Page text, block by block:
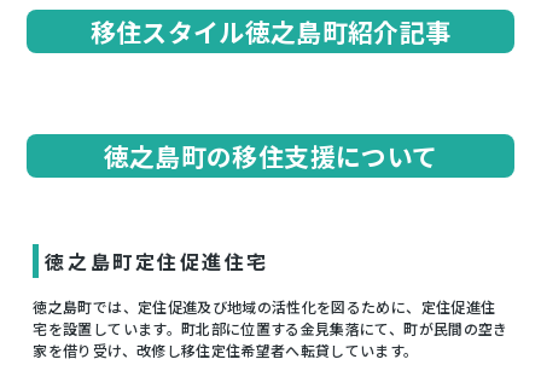
移住スタイル徳之島町紹介記事
徳之島町の移住支援について
徳之島町定住促進住宅
徳之島町では、定住促進及び地域の活性化を図るために、定住促進住
宅を設置しています。町北部に位置する金見集落にて、町が民間の空き
家を借り受け、改修し移住定住希望者へ転貸しています。